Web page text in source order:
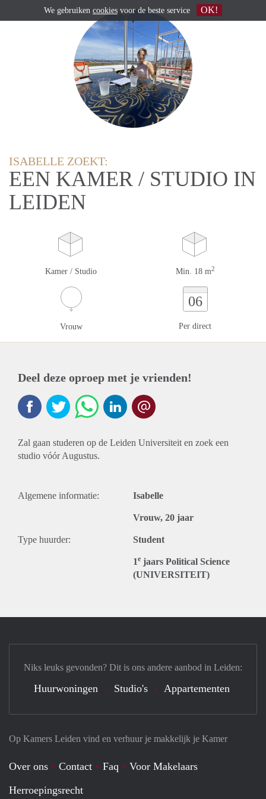
ISABELLE ZOEKT:
EEN KAMER / STUDIO IN
LEIDEN
Kamer / Studio Min. 18 m2
Vrouw
06
Per direct
Deel deze oproep met je vrienden!
Zal gaan studeren op de Leiden Universiteit en zoek een
studio vóór Augustus.
Algemene informatie: Isabelle
Vrouw, 20 jaar
Type huurder: Student
1e jaars Political Science
(UNIVERSITEIT)
Op Kamers Leiden vind en verhuur je makkelijk je Kamer
Over ons Contact Faq
Voor Makelaars
Herroepingsrecht
Niks leuks gevonden? Dit is ons andere aanbod in Leiden:
Huurwoningen Studio's Appartementen
We gebruiken cookies voor de beste service OK!